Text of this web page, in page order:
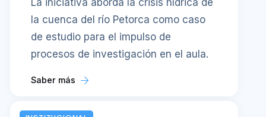
la cuenca del río Petorca como caso
de estudio para el impulso de
procesos de investigación en el aula.
Saber más